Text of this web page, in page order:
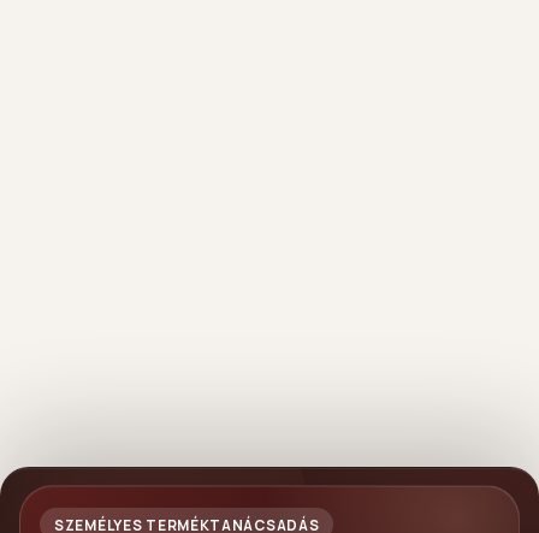
SZEMÉLYES TERMÉKTANÁCSADÁS